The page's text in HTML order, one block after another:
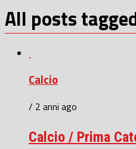
All posts
Calcio
/ 2 anni ago
Calcio / Prima